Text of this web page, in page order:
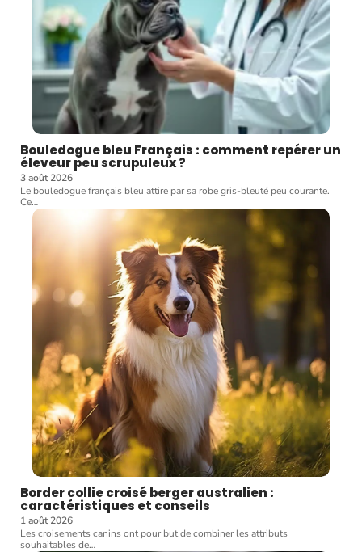
Bouledogue bleu Français : comment repérer un
éleveur peu scrupuleux ?
3 août 2026
Le bouledogue français bleu attire par sa robe gris-bleuté peu courante.
Ce…
Border collie croisé berger australien :
caractéristiques et conseils
1 août 2026
Les croisements canins ont pour but de combiner les attributs
souhaitables de…